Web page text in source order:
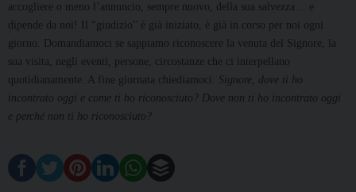
accogliere o meno l’annuncio, sempre nuovo, della sua salvezza… e
dipende da noi! Il “giudizio” è già iniziato, è già in corso per noi ogni
giorno. Domandiamoci se sappiamo riconoscere la venuta del Signore, la
sua visita, negli eventi, persone, circostanze che ci interpellano
quotidianamente. A fine giornata chiediamoci:
Signore, dove ti ho
incontrato oggi e come ti ho riconosciuto? Dove non ti ho incontrato oggi
e perché non ti ho riconosciuto?